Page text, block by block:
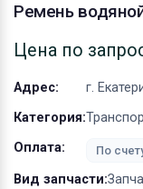
Ремень
Цена по
Адрес: г.
Категория:
Оплата:
По
Вид запчасти:
Оборудование
Материалы